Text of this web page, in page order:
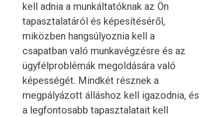
kell adnia a munkáltatóknak az Ön
tapasztalatáról és képesítéséről,
miközben hangsúlyoznia kell a
csapatban való munkavégzésre és az
ügyfélproblémák megoldására való
képességét. Mindkét résznek a
megpályázott álláshoz kell igazodnia, és
a legfontosabb tapasztalatait kell